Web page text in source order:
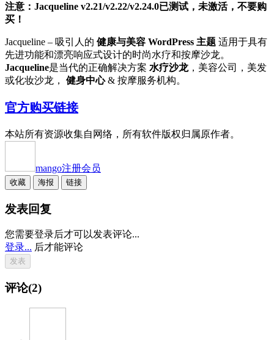
注意：Jacqueline v2.21/v2.22/v2.24.0已测试，未激活，不要购
买！
Jacqueline – 吸引人的 健康与美容 WordPress 主题 适用于具有
先进功能和漂亮响应式设计的时尚水疗和按摩沙龙。
Jacqueline是当代的正确解决方案 水疗沙龙，美容公司，美发
或化妆沙龙， 健身中心& 按摩服务机构。
官方购买链接
本站所有资源收集自网络，所有软件版权归属原作者。
mango注册会员
收藏 海报 链接
发表回复
您需要登录后才可以发表评论...
登录... 后才能评论
评论(2)